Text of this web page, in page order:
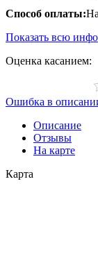
Способ оплаты:
Показать всю
Оценка касанием:
Ошибка в
Описание
Отзывы
На карте
Карта